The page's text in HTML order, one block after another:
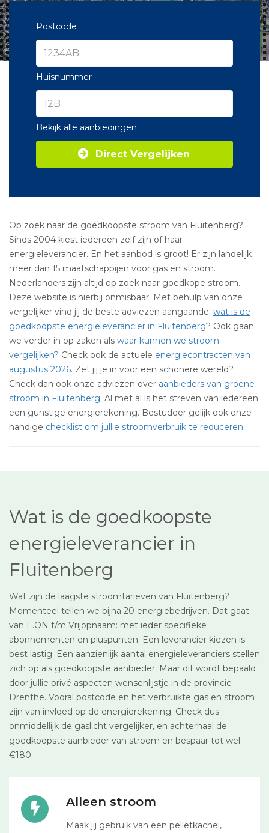
Postcode
Huisnummer
Bekijk alle aanbiedingen
Direct Vergelijken
Op zoek naar de goedkoopste stroom van Fluitenberg?
Sinds 2004 kiest iedereen zelf zijn of haar
energieleverancier. En het aanbod is groot! Er zijn landelijk
meer dan 15 maatschappijen voor gas en stroom.
Nederlanders zijn altijd op zoek naar goedkope stroom.
Deze website is hierbij onmisbaar. Met behulp van onze
vergelijker vind jij de beste adviezen aangaande: wat is de
goedkoopste energieleverancier in Fluitenberg? Ook gaan
we verder in op zaken als waar kunnen we stroom
vergelijken? Check ook de actuele energiecontracten van
augustus 2026. Zet jij je in voor een schonere wereld?
Check dan ook onze adviezen over aanbieders van groene
stroom in Fluitenberg. Al met al is het streven van iedereen
een gunstige energierekening. Bestudeer gelijk ook onze
handige checklist om jullie stroomverbruik te reduceren.
Wat is de goedkoopste
energieleverancier in
Fluitenberg
Wat zijn de laagste stroomtarieven van Fluitenberg?
Momenteel tellen we bijna 20 energiebedrijven. Dat gaat
van E.ON t/m Vrijopnaam: met ieder specifieke
abonnementen en pluspunten. Een leverancier kiezen is
best lastig. Een aanzienlijk aantal energieleveranciers stellen
zich op als goedkoopste aanbieder. Maar dit wordt bepaald
door jullie privé aspecten wensenlijstje in de provincie
Drenthe. Vooral postcode en het verbruikte gas en stroom
zijn van invloed op de energierekening. Check dus
onmiddellijk de gaslicht vergelijker, en achterhaal de
goedkoopste aanbieder van stroom en bespaar tot wel
€180.
Alleen stroom
Maak jij gebruik van een pelletkachel,